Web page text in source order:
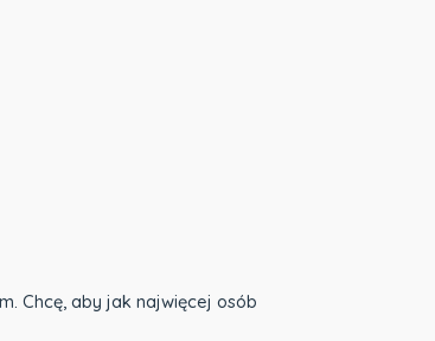
Chcę, aby jak najwięcej osób